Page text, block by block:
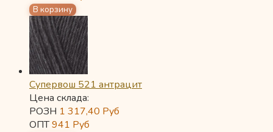
Супервош 521 антрацит
Цена склада:
РОЗН 1 317,40 Руб
ОПТ941 Руб